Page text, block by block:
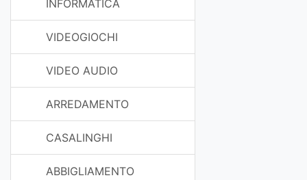
INFORMATICA
VIDEOGIOCHI
VIDEO AUDIO
ARREDAMENTO
CASALINGHI
ABBIGLIAMENTO